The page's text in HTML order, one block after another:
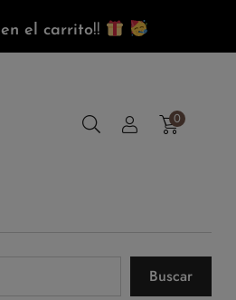
en el carrito!!
0
Buscar